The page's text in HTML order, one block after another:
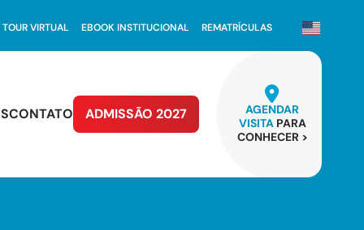
TOUR VIRTUAL EBOOK INSTITUCIONAL REMATRÍCULAS
CONTATO ADMISSÃO 2027
AGENDAR
VISITA PARA
CONHECER >